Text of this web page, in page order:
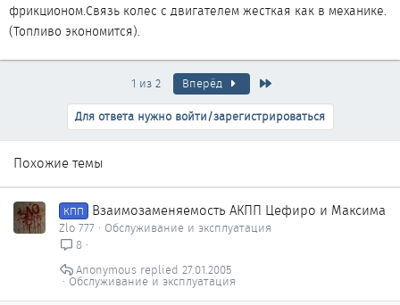
фрикционом.Связь колес с двигателем жесткая как в механике.
(Топливо экономится).
1 из 2 Вперёд
Для ответа нужно войти/зарегистрироваться
Похожие темы
КПП Взаимозаменяемость АКПП Цефиро и Максима
Zlo 777
Обслуживание и эксплуатация
8
Обслуживание и эксплуатация
27.01.2005
Anonymous